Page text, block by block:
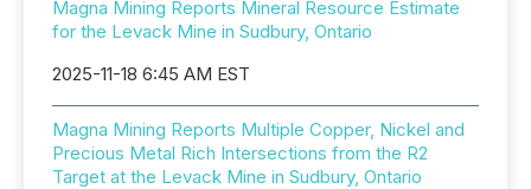
Magna Mining Reports Mineral Resource Estimate
for the Levack Mine in Sudbury, Ontario
2025-11-18 6:45 AM EST
Magna Mining Reports Multiple Copper, Nickel and
Precious Metal Rich Intersections from the R2
Target at the Levack Mine in Sudbury, Ontario